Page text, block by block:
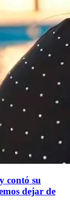
contó su
dejar de